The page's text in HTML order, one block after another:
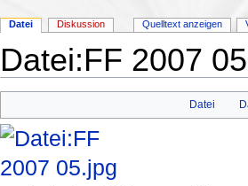
Datei:FF 2007
Datei
Datei Diskussion Quelltext anzeigen